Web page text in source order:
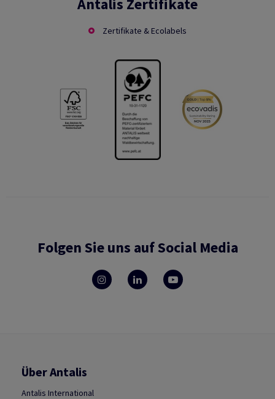
Antalis Zertifikate
Zertifikate & Ecolabels
Folgen Sie uns auf Social Media
Über Antalis
Antalis International